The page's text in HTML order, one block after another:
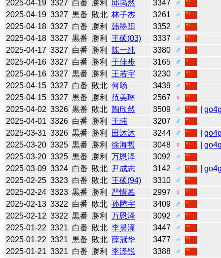
2025-04-19 3327 白番 勝利 邱禹然 3347
♂
2025-04-19 3327 黒番 敗北 林子杰 3261
♂
2025-04-18 3327 白番 勝利 韩墨阳 3352
♂
2025-04-18 3327 黒番 勝利 王硕(03) 3337
♂
2025-04-17 3327 白番 勝利 陈一纯 3380
♂
2025-04-16 3327 白番 勝利 于佳步 3165
♂
2025-04-16 3327 黒番 勝利 王若宇 3230
♂
2025-04-15 3327 白番 敗北 何旸 3439
♂
2025-04-15 3327 黒番 勝利 范美琳 2567
♀
2025-04-02 3326 黒番 敗北 陶欣然 3509 ♂ |
2025-04-01 3326 白番 勝利 王玮 3207
♂
2025-03-31 3326 黒番 勝利 田沐沐 3244 ♂ |
2025-03-20 3325 黒番 勝利 徐海哲 3048 ♀ |
2025-03-20 3325 黒番 勝利 万恩泽 3092
♂
2025-03-09 3324 白番 敗北 尹成志 3142 ♂ |
2025-02-25 3323 白番 敗北 王硕(94) 3310
♂
2025-02-24 3323 黒番 勝利 严惜蓦 2997
♀
2025-02-13 3322 白番 敗北 孙腾宇 3409
♂
2025-02-12 3322 黒番 勝利 万恩泽 3092
♂
2025-01-22 3321 白番 敗北 李昊潼 3447
♂
2025-01-22 3321 黒番 敗北 薛冠华 3477
♂
2025-01-21 3321 白番 勝利 李泽锐 3388
♂